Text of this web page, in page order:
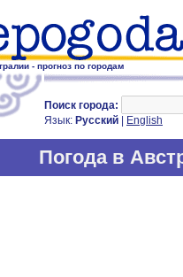
- прогноз по городам
Поиск города:
Язык: Русский English
Погода в